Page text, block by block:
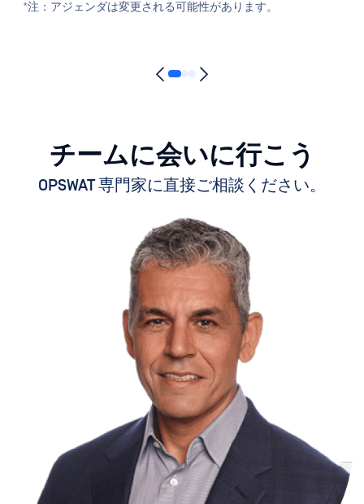
*注：アジェンダは変更される可能性があります。
チームに会いに行こう
OPSWAT 専門家に直接ご相談ください。